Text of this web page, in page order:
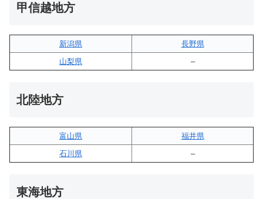
甲信越地方
新潟県
長野県
山梨県
–
北陸地方
富山県
福井県
石川県
–
東海地方